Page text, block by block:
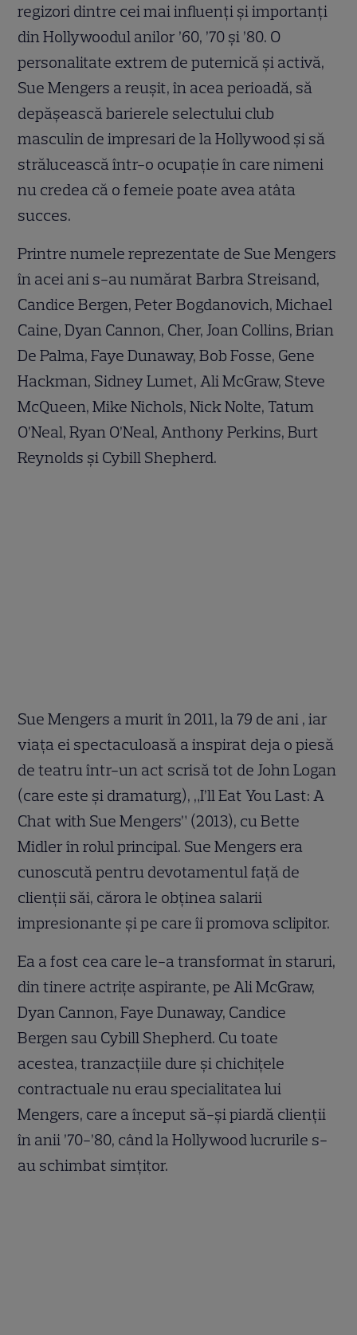
regizori dintre cei mai influenți și importanți
din Hollywoodul anilor ’60, ’70 și ’80. O
personalitate extrem de puternică și activă,
Sue Mengers a reușit, în acea perioadă, să
depășească barierele selectului club
masculin de impresari de la Hollywood și să
strălucească într-o ocupație în care nimeni
nu credea că o femeie poate avea atâta
succes.
Printre numele reprezentate de Sue Mengers
în acei ani s-au numărat Barbra Streisand,
Candice Bergen, Peter Bogdanovich, Michael
Caine, Dyan Cannon, Cher, Joan Collins, Brian
De Palma, Faye Dunaway, Bob Fosse, Gene
Hackman, Sidney Lumet, Ali McGraw, Steve
McQueen, Mike Nichols, Nick Nolte, Tatum
O’Neal, Ryan O’Neal, Anthony Perkins, Burt
Reynolds și Cybill Shepherd.
Sue Mengers a murit în 2011, la 79 de ani , iar
viața ei spectaculoasă a inspirat deja o piesă
de teatru într-un act scrisă tot de John Logan
(care este și dramaturg), „I’ll Eat You Last: A
Chat with Sue Mengers” (2013), cu Bette
Midler în rolul principal. Sue Mengers era
cunoscută pentru devotamentul față de
clienții săi, cărora le obținea salarii
impresionante și pe care îi promova sclipitor.
Ea a fost cea care le-a transformat în staruri,
din tinere actrițe aspirante, pe Ali McGraw,
Dyan Cannon, Faye Dunaway, Candice
Bergen sau Cybill Shepherd. Cu toate
acestea, tranzacțiile dure și chichițele
contractuale nu erau specialitatea lui
Mengers, care a început să-și piardă clienții
în anii ’70-’80, când la Hollywood lucrurile s-
au schimbat simțitor.